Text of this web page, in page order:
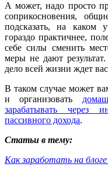
А может, надо просто
соприкосновения,
подсказать, на каком
гораздо практичнее,
себе силы сменить
меры не дают
дело всей жизни ждет
В таком случае может
и организовать
зарабатывать через
пассивного дохода.
Статьи в тему:
Как заработать на